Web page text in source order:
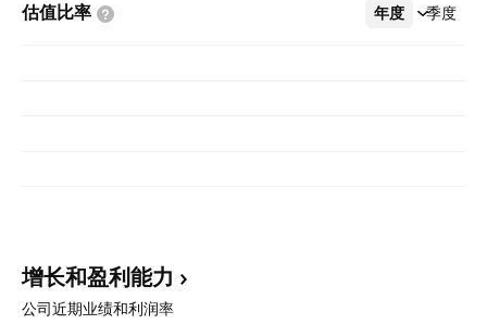
估值比率 年度 季度
更多
增长和盈利能力
公司近期业绩和利润率